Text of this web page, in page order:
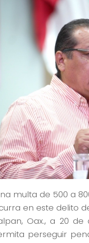
multa de 500 a
en este delito
Oax., a 20
perseguir